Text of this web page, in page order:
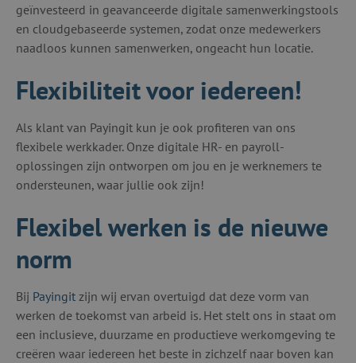
geïnvesteerd in geavanceerde digitale samenwerkingstools
en cloudgebaseerde systemen, zodat onze medewerkers
naadloos kunnen samenwerken, ongeacht hun locatie.
Flexibiliteit voor iedereen!
Als klant van Payingit kun je ook profiteren van ons
flexibele werkkader. Onze digitale HR- en payroll-
oplossingen zijn ontworpen om jou en je werknemers te
ondersteunen, waar jullie ook zijn!
Flexibel werken is de nieuwe
norm
Bij Payingit zijn wij ervan overtuigd dat deze vorm van
werken de toekomst van arbeid is. Het stelt ons in staat om
een inclusieve, duurzame en productieve werkomgeving te
creëren waar iedereen het beste in zichzelf naar boven kan